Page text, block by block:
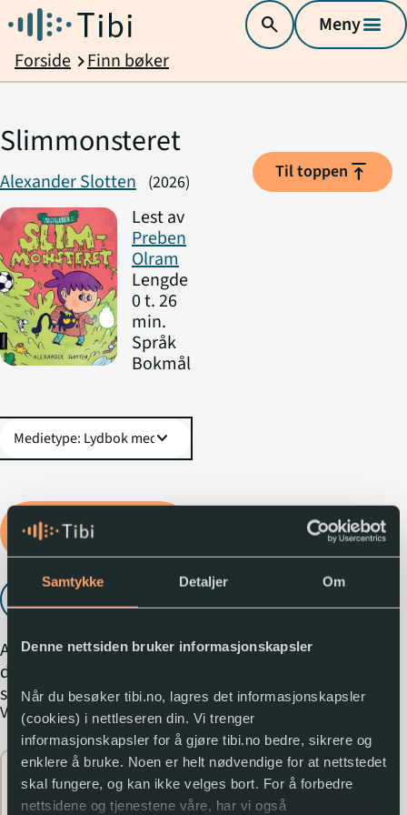
Samtykke Detaljer Om
Denne nettsiden bruker informasjonskapsler
Når du besøker tibi.no, lagres det informasjonskapsler
(cookies) i nettleseren din. Vi trenger
informasjonskapsler for å gjøre tibi.no bedre, sikrere og
enklere å bruke. Noen er helt nødvendige for at nettstedet
skal fungere, og kan ikke velges bort. For å forbedre
nettsidene og tjenestene våre, har vi også
search Menymenu
Forside chevron_rightFinn bøker
Slimmonsteret
Alexander Slotten (2026)
Lest av
Preben
Olram
Lengde
0 t. 26
min.
Språk
Bokmål
expand_more
Logg inn for å låne
lydboka
Lytt til utdrag
Alfred og Ester har
dannet Magiklubben og
starter opptreningen for
å bli Skikkelig Gode
Magikere. De får bruk for
alle triksene i boka da
det plutselig dukker opp
et slimmonster med
Vis merexpand_more
Flere
opplysninger expand_circle_down
Til toppen vertical_align_top